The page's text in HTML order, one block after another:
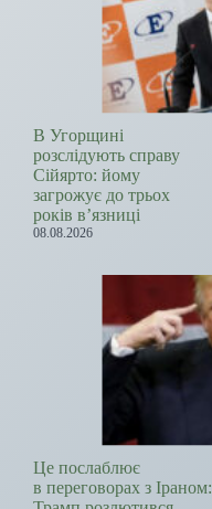
В Угорщині
розслідують справу
Сійярто: йому
загрожує до трьох
років в’язниці
08.08.2026
Це послаблює
в переговорах з Іраном: